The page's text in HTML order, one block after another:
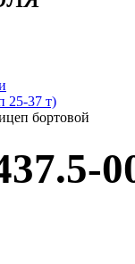
25-37 т)
бортовой